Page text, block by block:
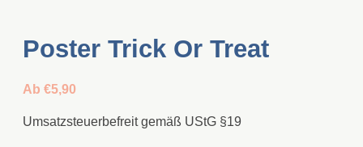
Poster Trick Or Treat
Ab €5,90
Umsatzsteuerbefreit gemäß UStG §19